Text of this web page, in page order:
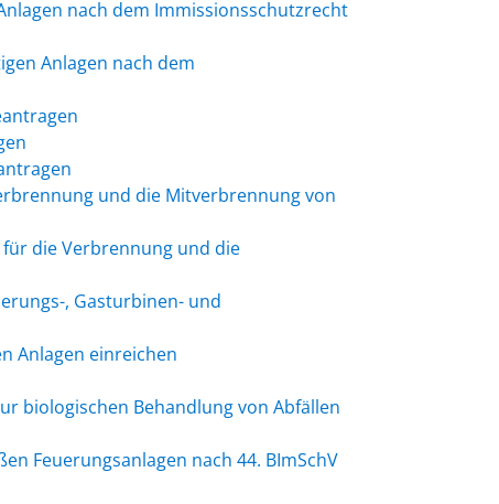
nach dem Immissionsschutzrecht
Anlagen nach dem
und die Mitverbrennung von
die Verbrennung und die
, Gasturbinen- und
Anlagen einreichen
biologischen Behandlung von Abfällen
Feuerungsanlagen nach 44. BImSchV